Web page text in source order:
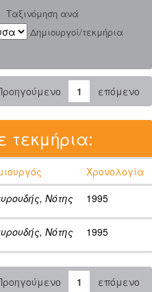
Ταξινόμηση ανά
Δημιουργοί/τεκμήρια
1 επόμενο
τεκμήρια:
Χρονολογία
Νότης 1995
Νότης 1995
1 επόμενο